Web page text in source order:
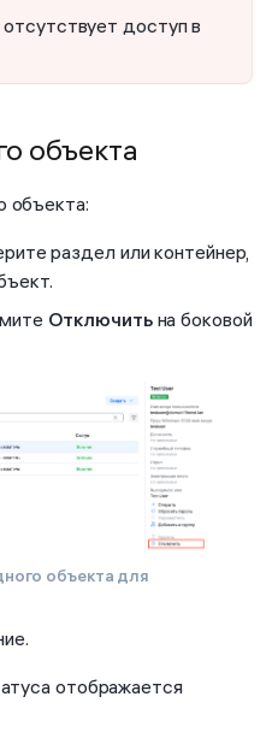
доступ в
объекта
объекта:
раздел или контейнер,
Отключитьна боковой
объекта для
отображается